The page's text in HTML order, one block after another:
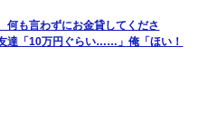
って、このクズ』と電話が。私
」旦那「俺の言葉が信じられな
何も言わずにお金貸してくださ
「10万円ぐらい……」俺「ほい！